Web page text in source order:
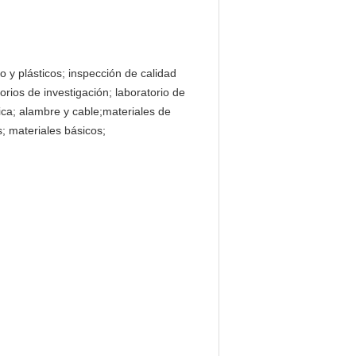
y plásticos; inspección de calidad
de investigación; laboratorio de
alambre y cable;materiales de
materiales básicos;